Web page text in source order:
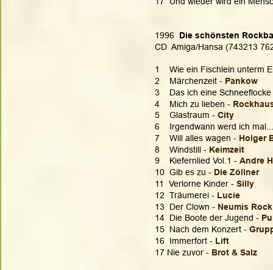
1996 Die schönsten
CD  Amiga/Hansa (743213
1    Wie ein Fischlein unterm
2    Märchenzeit - Pankow
3    Das ich eine
4    Mich zu lieben -
5    Glastraum - City
6    Irgendwann werd ich
7    Will alles wagen - Holger
8    Windstill - Keimzeit
9    Kiefernlied Vol.1 - Andre
10  Gib es zu - Die Zöllner
11  Verlorne Kinder - Silly
12  Träumerei - Lucie
13  Der Clown - Neumis
14  Die Boote der Jugend -
15  Nach dem Konzert -
16  Immerfort - Lift
17 Nie zuvor - Brot & Salz